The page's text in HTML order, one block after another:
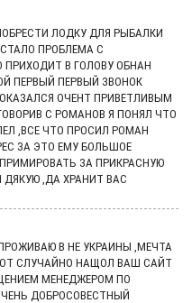
ЛОДКУ ДЛЯ РЫБАЛКИ
ПРОБЛЕМА С
ПРИХОДИТ В ГОЛОВУ ОБНАН
ПЕРВЫЙ ПЕРВЫЙ ЗВОНОК
ОЧЕНТ ПРИВЕТЛИВЫМ
С РОМАНОВ Я ПОНЯЛ ЧТО
,ВСЕ ЧТО ПРОСИЛ РОМАН
ЗА ЭТО ЕМУ БОЛЬШОЕ
ЗА ПРИКРАСНУЮ
,ДА ХРАНИТ ВАС
В НЕ УКРАИНЫ ,МЕЧТА
СЛУЧАЙНО НАЩОЛ ВАШ САЙТ
МЕНЕДЖЕРОМ ПО
ДОБРОСОВЕСТНЫЙ